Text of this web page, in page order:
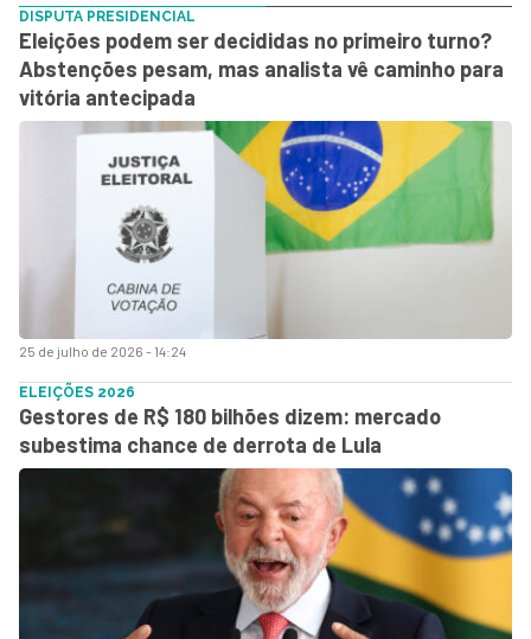
25 de julho de 2026 - 14:24
DISPUTA PRESIDENCIAL
Eleições podem ser decididas no primeiro turno?
Abstenções pesam, mas analista vê caminho para
vitória antecipada
ELEIÇÕES 2026
Gestores de R$ 180 bilhões dizem: mercado
subestima chance de derrota de Lula